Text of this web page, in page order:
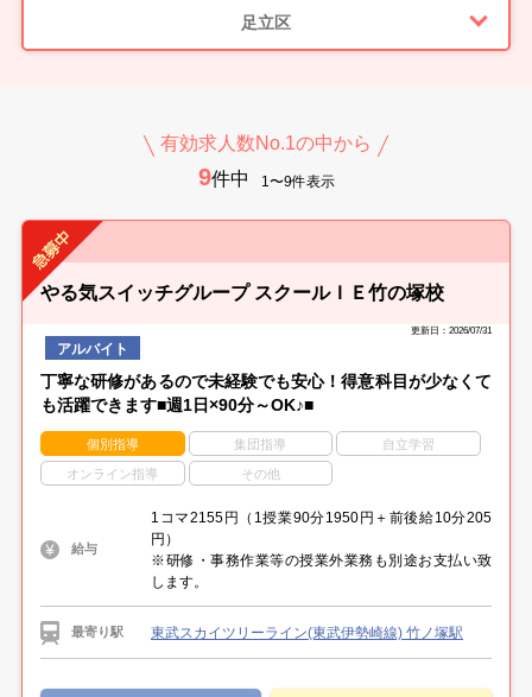
スクールIEでのバイトのこと、研修のこと、就職活動のことなど…
何でも先輩講師に相談できる環境です！
新しい先生を明るく迎えてくれるメンバーが待っています♪
スクールIEにはオリジナルのテキストがあり、
それにそって授業をしていただけます。
その他にも教室には副教材が充実しているので、
授業をスムーズに進められます。
■ 勤務スタート日は相談OK！ ■
学校のカリキュラムが決まって落ち着いてから…
しっかり働きたい週5日勤務もOKです☆
足立区
有効求人数No.1の中から
9件中 1〜9件表示
やる気スイッチグループ スクールＩＥ竹の塚校
更新日：2026/07/31
アルバイト
丁寧な研修があるので未経験でも安心！得意科目が少なくて
も活躍できます■週1日×90分～OK♪■
個別指導 集団指導 自立学習
オンライン指導 その他
給与
1コマ2155円（1授業90分1950円＋前後給10分205
円）
※研修・事務作業等の授業外業務も別途お支払い致
します。
最寄り駅 東武スカイツリーライン(東武伊勢崎線) 竹ノ塚駅